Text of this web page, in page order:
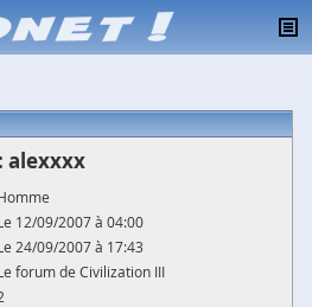
alexxxx
12/09/2007 à 04:00
24/09/2007 à 17:43
forum de Civilization III